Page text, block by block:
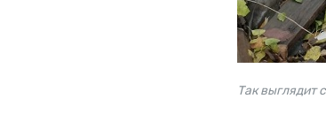
Так выглядит